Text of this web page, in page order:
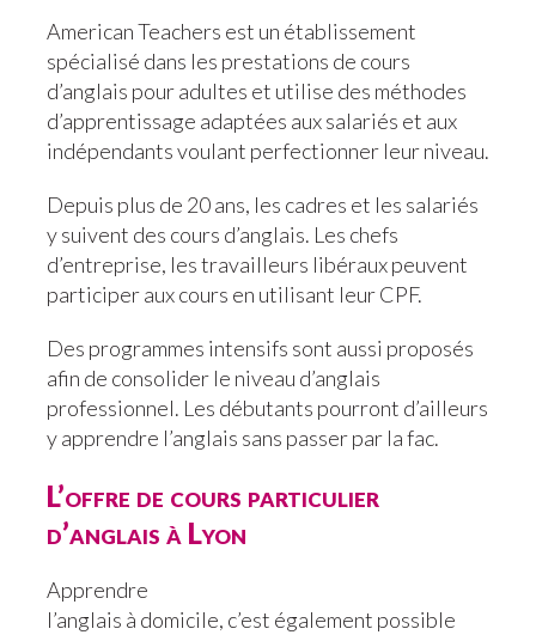
American Teachers est un établissement
spécialisé dans les prestations de cours
d’anglais pour adultes et utilise des méthodes
d’apprentissage adaptées aux salariés et aux
indépendants voulant perfectionner leur niveau.
Depuis plus de 20 ans, les cadres et les salariés
y suivent des cours d’anglais. Les chefs
d’entreprise, les travailleurs libéraux peuvent
participer aux cours en utilisant leur CPF.
Des programmes intensifs sont aussi proposés
afin de consolider le niveau d’anglais
professionnel. Les débutants pourront d’ailleurs
y apprendre l’anglais sans passer par la fac.
L’offre de cours particulier
d’anglais à Lyon
Apprendre
l’anglais à domicile, c’est également possible